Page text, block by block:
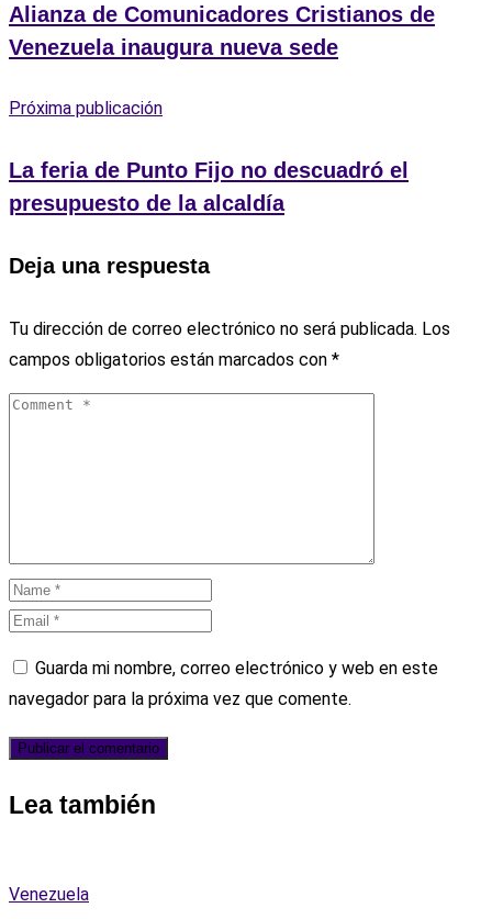
Alianza de Comunicadores Cristianos de
Venezuela inaugura nueva sede
Próxima publicación
La feria de Punto Fijo no descuadró el
presupuesto de la alcaldía
Deja una respuesta
Tu dirección de correo electrónico no será publicada. Los
campos obligatorios están marcados con *
Guarda mi nombre, correo electrónico y web en este
navegador para la próxima vez que comente.
Lea también
Venezuela